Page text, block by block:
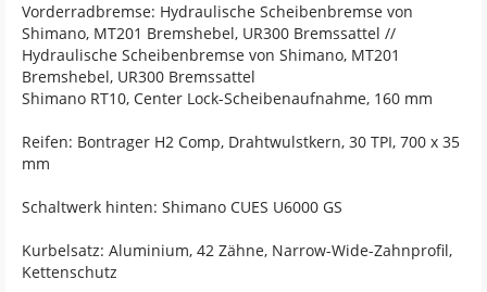
Vorderradbremse: Hydraulische Scheibenbremse von
Shimano, MT201 Bremshebel, UR300 Bremssattel //
Hydraulische Scheibenbremse von Shimano, MT201
Bremshebel, UR300 Bremssattel
Shimano RT10, Center Lock-Scheibenaufnahme, 160 mm
Reifen: Bontrager H2 Comp, Drahtwulstkern, 30 TPI, 700 x 35
mm
Schaltwerk hinten: Shimano CUES U6000 GS
Kurbelsatz: Aluminium, 42 Zähne, Narrow-Wide-Zahnprofil,
Kettenschutz